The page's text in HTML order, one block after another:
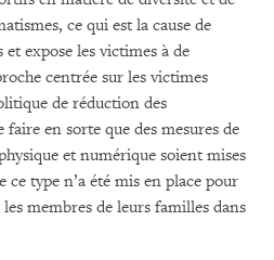
ce qui est la cause de
expose les victimes à de
centrée sur les victimes
de réduction des
en sorte que des mesures de
et numérique soient mises
ce type n’a été mis en place pour
membres de leurs familles dans